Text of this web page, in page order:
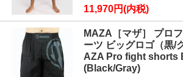
11,970円(内税)
MAZA［マザ］ プロ
ーツ ビッグロゴ（黒/
AZA Pro fight shorts
(Black/Gray)